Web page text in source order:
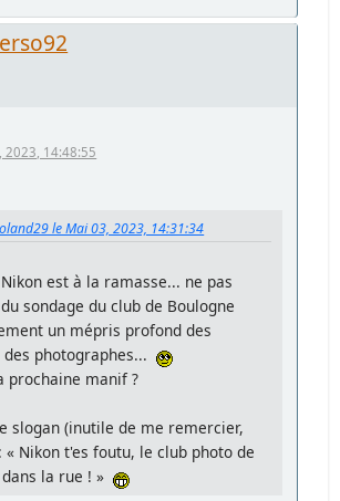
2023, 14:48:55
le Mai 03, 2023, 14:31:34
est à la ramasse... ne pas
sondage du club de Boulogne
un mépris profond des
des photographes...
prochaine manif ?
slogan (inutile de me remercier,
Nikon t'es foutu, le club photo de
dans la rue ! »